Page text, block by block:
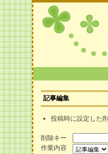
記事編集
投稿時に設定した
削除キー
作業内容